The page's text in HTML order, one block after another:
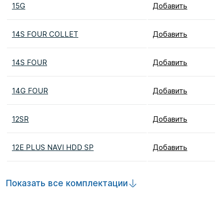
15G Добавить
14S FOUR COLLET Добавить
14S FOUR Добавить
14G FOUR Добавить
12SR Добавить
12E PLUS NAVI HDD SP Добавить
Показать все комплектации